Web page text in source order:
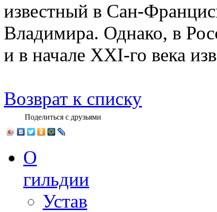
известный в Сан-
Владимира. Однако, в
и в начале ХХI-го века
Возврат к списку
Поделиться с друзьями
О
гильдии
Устав